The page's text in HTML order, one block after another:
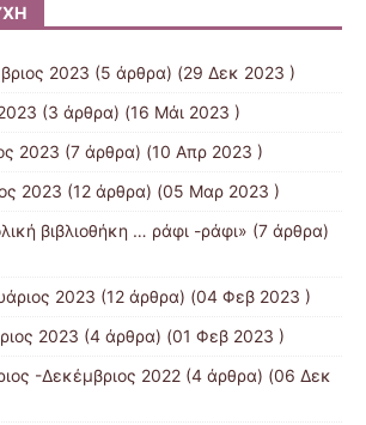
2023 (5 άρθρα) (29 Δεκ 2023 )
(3 άρθρα) (16 Μάι 2023 )
2023 (7 άρθρα) (10 Απρ 2023 )
2023 (12 άρθρα) (05 Μαρ 2023 )
βιβλιοθήκη … ράφι -ράφι» (7 άρθρα)
2023 (12 άρθρα) (04 Φεβ 2023 )
2023 (4 άρθρα) (01 Φεβ 2023 )
-Δεκέμβριος 2022 (4 άρθρα) (06 Δεκ